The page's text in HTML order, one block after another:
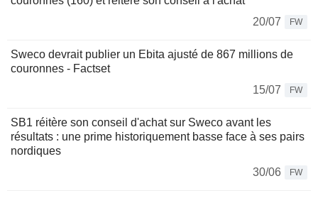
20/07
FW
Sweco devrait publier un Ebita ajusté de 867 millions de
couronnes - Factset
15/07
FW
SB1 réitère son conseil d'achat sur Sweco avant les
résultats : une prime historiquement basse face à ses pairs
nordiques
30/06
FW